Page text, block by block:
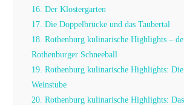
16. Der Klostergarten
17. Die Doppelbrücke und das Taubertal
18. Rothenburg kulinarische Highlights –
Rothenburger Schneeball
19. Rothenburg kulinarische Highlights:
Weinstube
20. Rothenburg kulinarische Highlights: